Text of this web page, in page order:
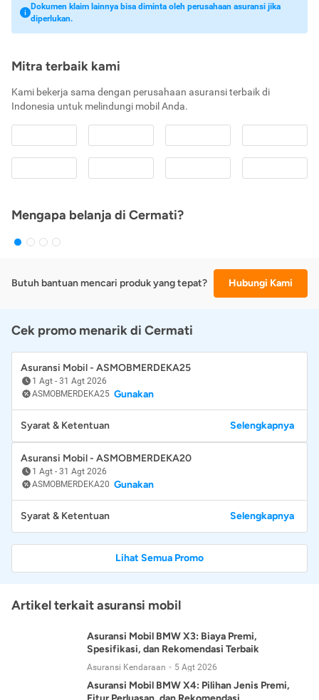
Dokumen klaim lainnya bisa diminta oleh perusahaan asuransi jika
diperlukan.
Mitra terbaik kami
Kami bekerja sama dengan perusahaan asuransi terbaik di
Indonesia untuk melindungi mobil Anda.
Mengapa belanja di Cermati?
Butuh bantuan mencari produk yang tepat? Hubungi Kami
Cek promo menarik di Cermati
Asuransi Mobil - ASMOBMERDEKA25
1 Agt - 31 Agt 2026
ASMOBMERDEKA25 Gunakan
Syarat & Ketentuan Selengkapnya
Asuransi Mobil - ASMOBMERDEKA20
1 Agt - 31 Agt 2026
ASMOBMERDEKA20 Gunakan
Syarat & Ketentuan Selengkapnya
Lihat Semua Promo
Artikel terkait asuransi mobil
Asuransi Mobil BMW X3: Biaya Premi,
Spesifikasi, dan Rekomendasi Terbaik
Asuransi Kendaraan 5 Agt 2026
Asuransi Mobil BMW X4: Pilihan Jenis Premi,